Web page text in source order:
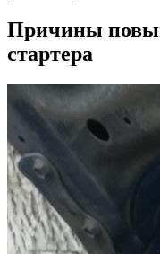
Причины
стартера